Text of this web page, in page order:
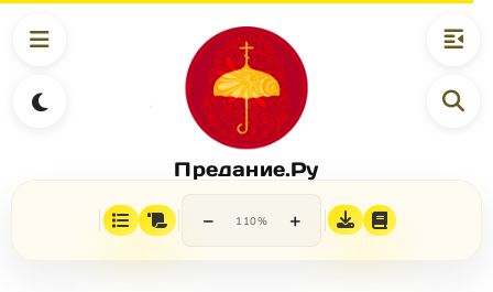
Предание.Ру
− 110% +